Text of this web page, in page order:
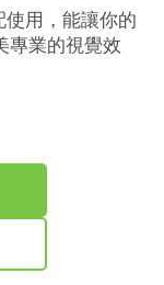
用，能讓你的
專業的視覺效